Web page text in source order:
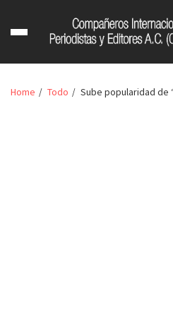
Home Todo Sube popularidad de